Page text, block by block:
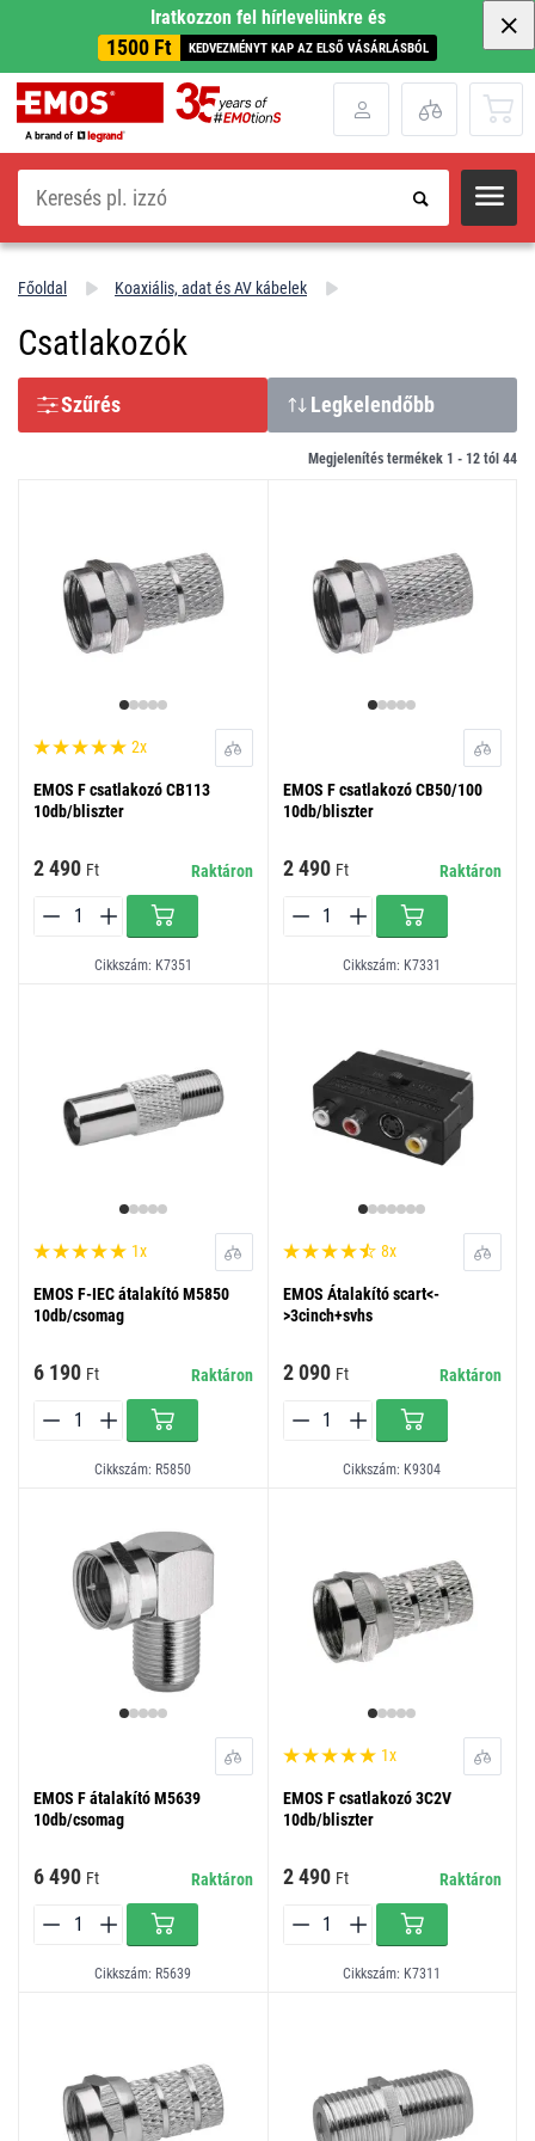
Iratkozzon fel hírlevelünkre és
1500 Ft KEDVEZMÉNYT KAP AZ ELSŐ VÁSÁRLÁSBÓL
Keresés
Főoldal Koaxiális, adat és AV kábelek
Csatlakozók
Szűrés Legkelendőbb
Megjelenítés termékek 1 - 12 tól 44
2x
EMOS F csatlakozó CB113
10db/bliszter
2 490 Ft Raktáron
Cikkszám: K7351
EMOS F csatlakozó CB50/100
10db/bliszter
2 490 Ft Raktáron
Cikkszám: K7331
1x
EMOS F-IEC átalakító M5850
10db/csomag
6 190 Ft Raktáron
Cikkszám: R5850
8x
EMOS Átalakító scart<-
>3cinch+svhs
2 090 Ft Raktáron
Cikkszám: K9304
EMOS F átalakító M5639
10db/csomag
6 490 Ft Raktáron
Cikkszám: R5639
1x
EMOS F csatlakozó 3C2V
10db/bliszter
2 490 Ft Raktáron
Cikkszám: K7311